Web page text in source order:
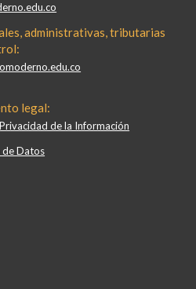
administrativas, tributarias
legal:
de la Información
Datos